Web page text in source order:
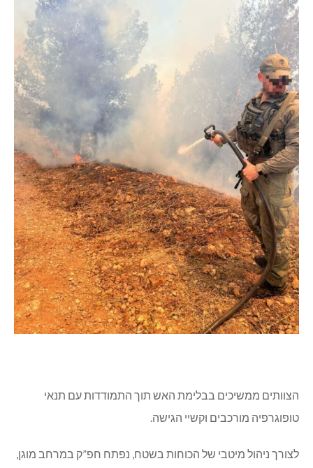
הצוותים ממשיכים בבלימת האש תוך התמודדות עם תנאי
טופוגרפיה מורכבים וקשיי הגישה.
לצורך ניהול מיטבי של הכוחות בשטח, נפתח חפ”ק במרחב מוגן,